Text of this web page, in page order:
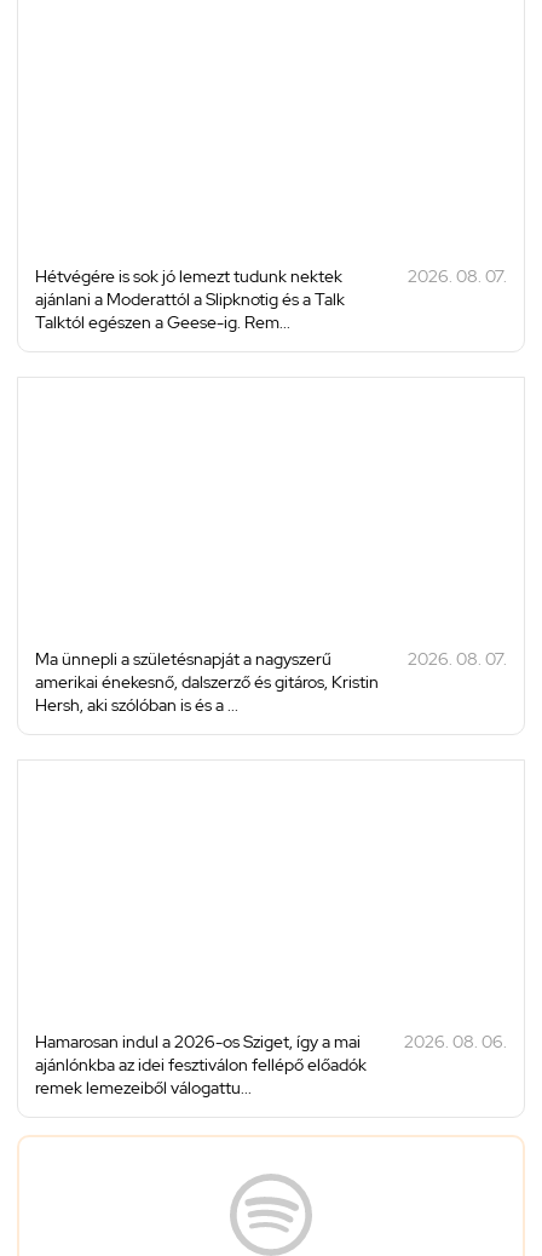
Hétvégére is sok jó lemezt tudunk nektek
ajánlani a Moderattól a Slipknotig és a Talk
Talktól egészen a Geese-ig. Rem...
2026. 08. 07.
Ma ünnepli a születésnapját a nagyszerű
amerikai énekesnő, dalszerző és gitáros, Kristin
Hersh, aki szólóban is és a ...
2026. 08. 07.
Hamarosan indul a 2026-os Sziget, így a mai
ajánlónkba az idei fesztiválon fellépő előadók
remek lemezeiből válogattu...
2026. 08. 06.